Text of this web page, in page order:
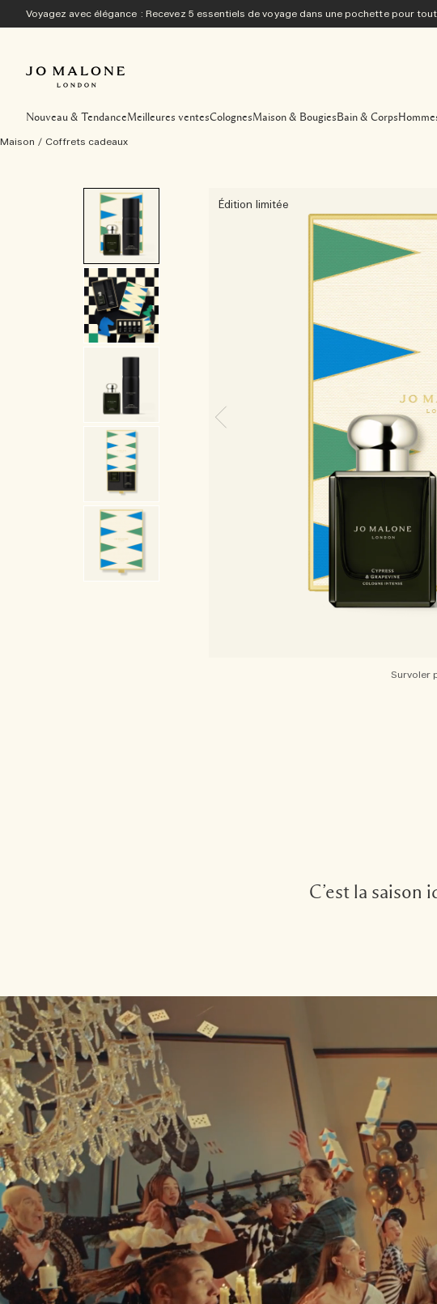
Voyagez avec élégance : Recevez 5 essentiels de voyage dans une pochette pour
Nouveau & TendanceMeilleures ventesColognesMaison & BougiesBain & Corps
Maison / Coffrets cadeaux
Édition limitée
Survoler
C’est la saison